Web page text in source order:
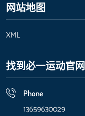
网站地图
XML
找到必一运动官网
Phone
13659630029